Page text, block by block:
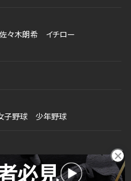
佐々木朗希
イチロー
子野球 少年野球